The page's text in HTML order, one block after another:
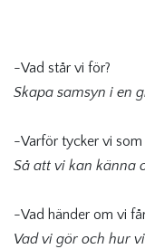
-Vad står vi för?
Skapa samsyn i en
-Varför tycker vi som
Så att vi kan känna
-Vad händer om vi
Vad vi gör och hur